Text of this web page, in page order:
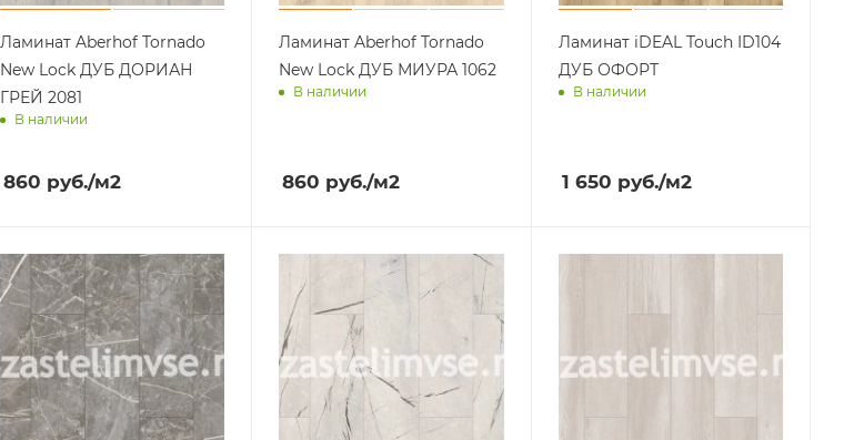
Ламинат Aberhof Tornado
New Lock ДУБ ДОРИАН
ГРЕЙ 2081
В наличии
860 руб./м2
Ламинат Aberhof Tornado
New Lock ДУБ МИУРА 1062
В наличии
860 руб./м2
Ламинат iDEAL Touch ID104
ДУБ ОФОРТ
В наличии
1 650 руб./м2